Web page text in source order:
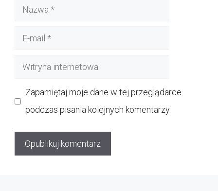
Nazwa
Witryna
Zapamiętaj moje dane w tej przeglądarce
podczas pisania kolejnych komentarzy.